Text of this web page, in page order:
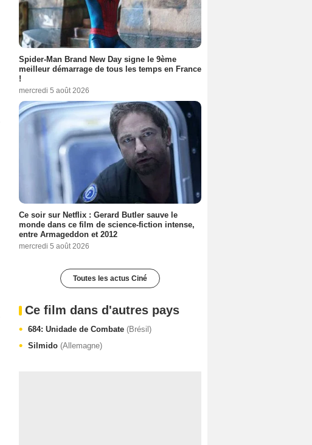
Spider-Man Brand New Day signe le 9ème
meilleur démarrage de tous les temps en France
!
mercredi 5 août 2026
Ce soir sur Netflix : Gerard Butler sauve le
monde dans ce film de science-fiction intense,
entre Armageddon et 2012
mercredi 5 août 2026
Toutes les actus Ciné
Ce film dans d'autres pays
684: Unidade de Combate (Brésil)
Silmido (Allemagne)